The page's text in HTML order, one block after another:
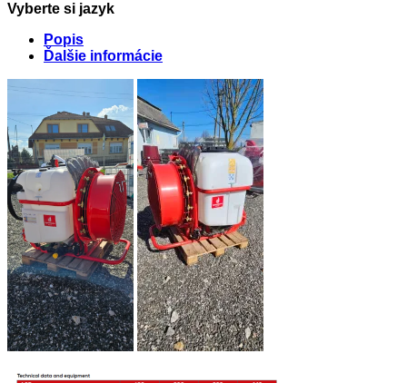
Vyberte si jazyk
Popis
Ďalšie informácie